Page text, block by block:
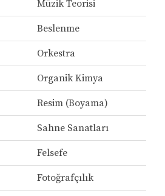
Müzik Teorisi
Beslenme
Orkestra
Organik Kimya
Resim (Boyama)
Sahne Sanatları
Felsefe
Fotoğrafçılık